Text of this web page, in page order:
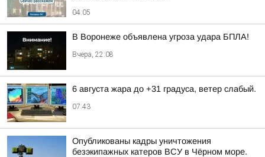
04:05
В Воронеже объявлена угроза удара БПЛА!
Вчера, 22:08
6 августа жара до +31 градуса, ветер слабый.
07:43
Опубликованы кадры уничтожения
безэкипажных катеров ВСУ в Чёрном море.